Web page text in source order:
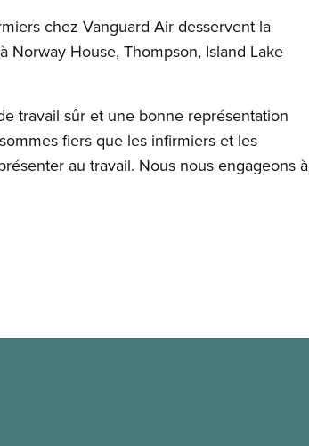
chez Vanguard Air desservent la
Norway House, Thompson, Island Lake
travail sûr et une bonne représentation
fiers que les infirmiers et les
au travail. Nous nous engageons à